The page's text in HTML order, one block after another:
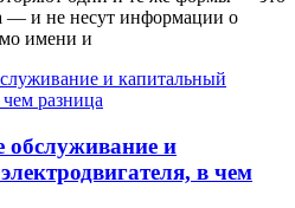
— и не несут информации о
имени и
обслуживание и
в чем